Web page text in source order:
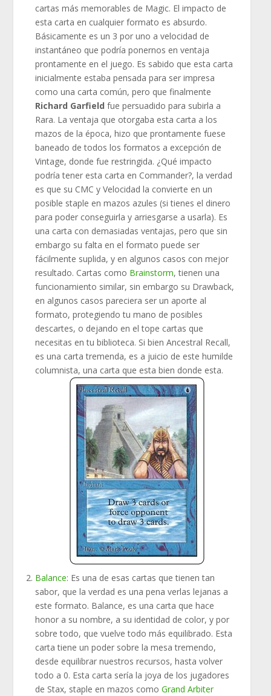
cartas más memorables de Magic. El impacto de
esta carta en cualquier formato es absurdo.
Básicamente es un 3 por uno a velocidad de
instantáneo que podría ponernos en ventaja
prontamente en el juego. Es sabido que esta carta
inicialmente estaba pensada para ser impresa
como una carta común, pero que finalmente
Richard Garfield fue persuadido para subirla a
Rara. La ventaja que otorgaba esta carta a los
mazos de la época, hizo que prontamente fuese
baneado de todos los formatos a excepción de
Vintage, donde fue restringida. ¿Qué impacto
podría tener esta carta en Commander?, la verdad
es que su CMC y Velocidad la convierte en un
posible staple en mazos azules (si tienes el dinero
para poder conseguirla y arriesgarse a usarla). Es
una carta con demasiadas ventajas, pero que sin
embargo su falta en el formato puede ser
fácilmente suplida, y en algunos casos con mejor
resultado. Cartas como Brainstorm, tienen una
funcionamiento similar, sin embargo su Drawback,
en algunos casos pareciera ser un aporte al
formato, protegiendo tu mano de posibles
descartes, o dejando en el tope cartas que
necesitas en tu biblioteca. Si bien Ancestral Recall,
es una carta tremenda, es a juicio de este humilde
columnista, una carta que esta bien donde esta.
Balance: Es una de esas cartas que tienen tan
sabor, que la verdad es una pena verlas lejanas a
este formato. Balance, es una carta que hace
honor a su nombre, a su identidad de color, y por
sobre todo, que vuelve todo más equilibrado. Esta
carta tiene un poder sobre la mesa tremendo,
desde equilibrar nuestros recursos, hasta volver
todo a 0. Esta carta sería la joya de los jugadores
de Stax, staple en mazos comoGrand Arbiter